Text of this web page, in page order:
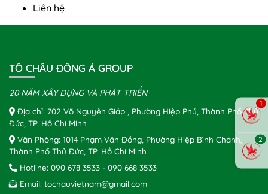
Liên hệ
TÔ CHÂU ĐÔNG Á GROUP
20 NĂM XÂY DỰNG VÀ PHÁT TRIỂN
Địa chỉ: 702 Võ Nguyên Giáp , Phường Hiệp Phú, Thành Phố Thủ
Đức, TP. Hồ Chí Minh
Văn Phòng: 1014 Phạm Văn Đồng, Phường Hiệp Bình Chánh,
Thành Phố Thủ Đức, TP. Hồ Chí Minh
Hotline: 090 678 3533 - 090 668 3533
Email: tochauvietnam@gmail.com
1
2